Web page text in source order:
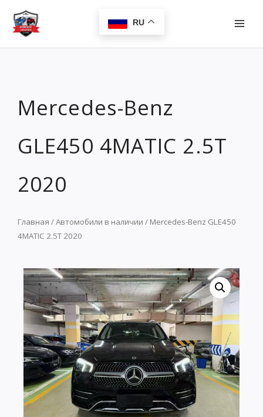
Перейти
содержимому
RU
Mercedes-Benz
GLE450 4MATIC 2.5T
2020
Главная /Автомобили в наличии / Mercedes-Benz GLE450
4MATIC 2.5T 2020